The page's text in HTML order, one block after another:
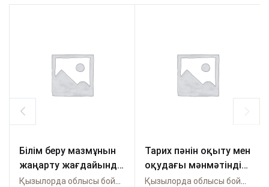
Білім беру мазмұнын
жаңарту жағдайында
орта мектептегі оқу
Тарих пәнін оқыту мен
оқудағы мәнмәтіндік
тапсырмалар: мәні,